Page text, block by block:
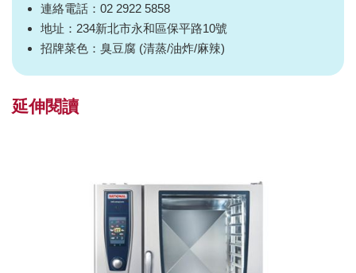
連絡電話：02 2922 5858
地址：234新北市永和區保平路10號
招牌菜色：臭豆腐 (清蒸/油炸/麻辣)
延伸閱讀